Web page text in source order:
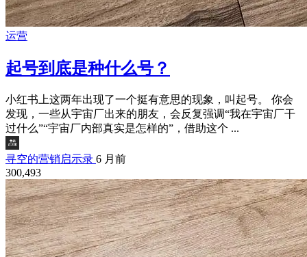
运营
起号到底是种什么号？
小红书上这两年出现了一个挺有意思的现象，叫起号。 你会
发现，一些从宇宙厂出来的朋友，会反复强调“我在宇宙厂干
过什么”“宇宙厂内部真实是怎样的”，借助这个 ...
寻空的营销启示录 6 月前
300,493